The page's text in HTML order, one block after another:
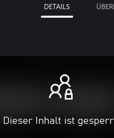
DETAILS
Dieser Inhalt ist